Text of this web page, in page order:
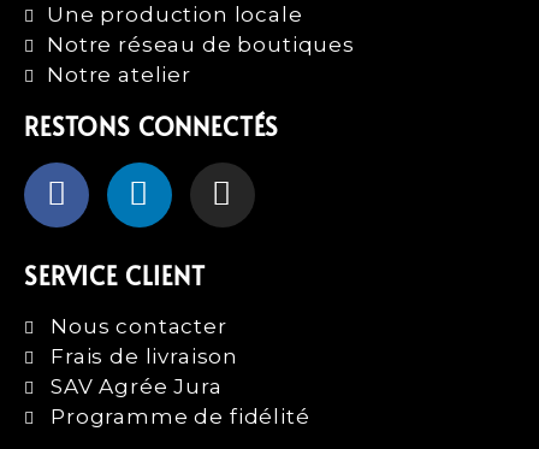
Une production locale
Notre réseau de boutiques
Notre atelier
RESTONS CONNECTÉS
SERVICE CLIENT
Nous contacter
Frais de livraison
SAV Agrée Jura
Programme de fidélité